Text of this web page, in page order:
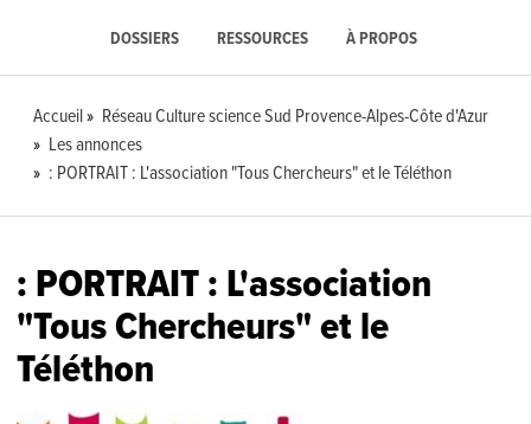
DOSSIERS RESSOURCES À PROPOS
Accueil
Réseau Culture science Sud Provence-Alpes-Côte d'Azur
Les annonces
: PORTRAIT : L'association "Tous Chercheurs" et le Téléthon
: PORTRAIT : L'association
"Tous Chercheurs" et le
Téléthon